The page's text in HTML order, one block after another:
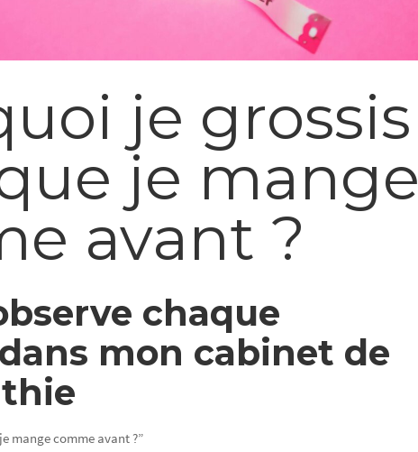
je grossis
je mange
avant ?
chaque
mon cabinet de
mange comme avant ?”